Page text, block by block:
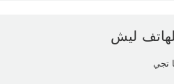
ليش
تجي